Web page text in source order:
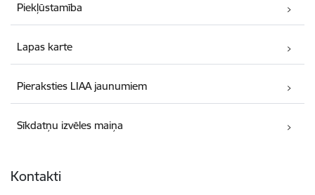
Piekļūstamība
Lapas karte
Pieraksties LIAA jaunumiem
Sīkdatņu izvēles maiņa
Kontakti